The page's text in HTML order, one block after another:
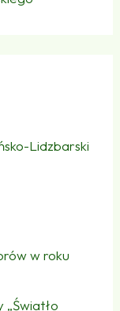
Lidzbarski
w roku